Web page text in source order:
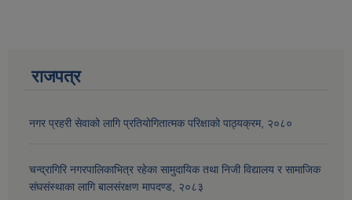
राजपत्र
नगर प्रहरी सेवाको लागि प्रतियोगितात्मक परिक्षाको पाठ्यक्रम, २०८०
चन्द्रागिरि नगरपालिकाभित्र रहेका सामुदायिक तथा निजी विद्यालय र सामाजिक
संघसंस्थाका लागि बालसंरक्षण मापदण्ड, २०८३